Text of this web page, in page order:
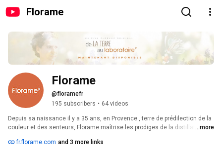
Florame
Florame
@floramefr
195 subscribers • 64 videos
Depuis sa naissance il y a 35 ans, en Provence , terre de prédilection de la
couleur et des senteurs, Florame maîtrise les prodiges de la distillation, ce
quintessence de la plante soit libérée. Légères, précieuses, parfumées,
...more
fr.florame.com and 3 more links